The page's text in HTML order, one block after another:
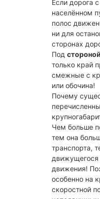
Если дорога
населённом
полос
ни для
сторонах
Под
только край
смежные с
или обочина!
Почему
Чем больше
тем она
транспорта,
движения!
особенно на
скоростной